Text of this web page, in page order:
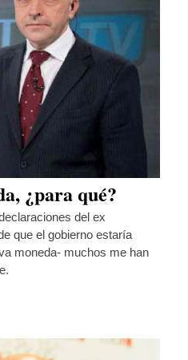
¿para qué?
del ex
que el gobierno estaría
moneda- muchos me han